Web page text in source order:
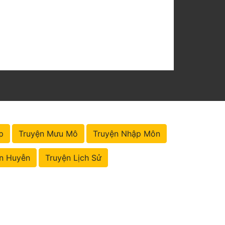
Truyện Mưu Mô Truyện Nhập Môn
Huyễn Truyện Lịch Sử